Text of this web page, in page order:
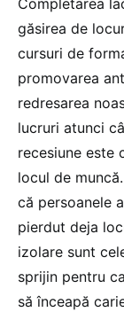
Completarea
găsirea de
cursuri de
promovarea
redresarea
lucruri atunci
recesiune este
locul de
că persoanele
pierdut deja
izolare sunt
sprijin pentru
să înceapă